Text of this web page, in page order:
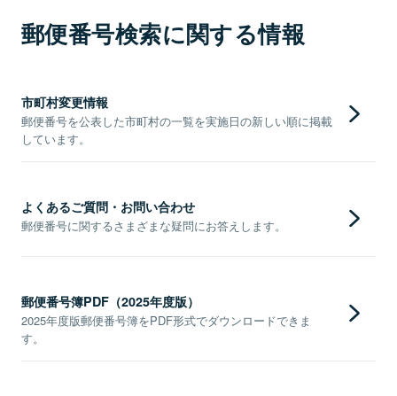
郵便番号検索に関する情報
市町村変更情報
郵便番号を公表した市町村の一覧を実施日の新しい順に掲載
しています。
よくあるご質問・お問い合わせ
郵便番号に関するさまざまな疑問にお答えします。
郵便番号簿PDF（2025年度版）
2025年度版郵便番号簿をPDF形式でダウンロードできま
す。